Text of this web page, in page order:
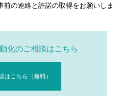
前の連絡と許諾の取得をお願いしま
化のご相談はこちら
はこちら（無料）